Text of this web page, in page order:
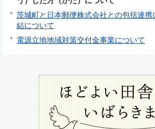
茨城町と日本郵便株式会社との包括連
結について
電源立地地域対策交付金事業について